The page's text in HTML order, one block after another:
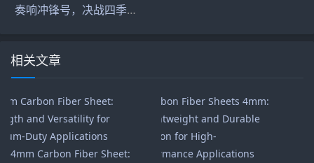
奏响冲锋号，决战四季度！创维汽车正式召开誓师大会
相关文章
4mm Carbon Fiber Sheet: